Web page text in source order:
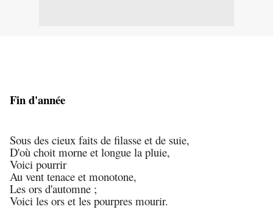
Fin d'année
Sous des cieux faits de filasse et de suie,
D'où choit morne et longue la pluie,
Voici pourrir
Au vent tenace et monotone,
Les ors d'automne ;
Voici les ors et les pourpres mourir.